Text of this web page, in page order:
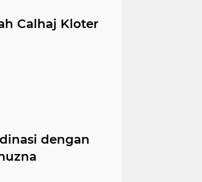
Calhaj Kloter
dengan